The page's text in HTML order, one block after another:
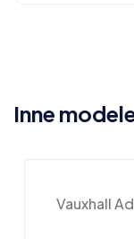
Inne
Vauxhall